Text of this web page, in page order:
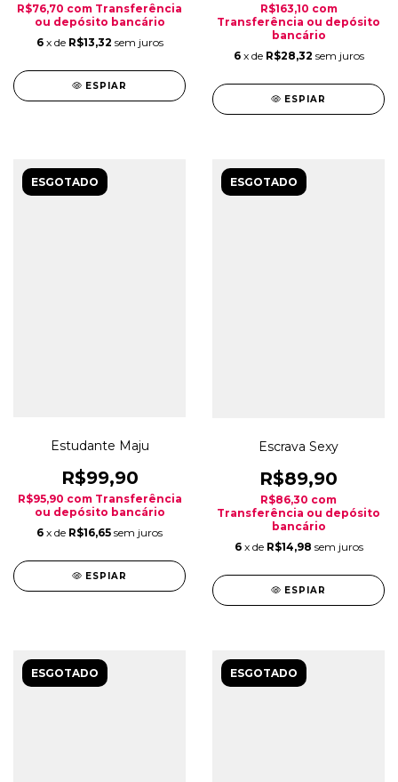
R$76,70 com Transferência
ou depósito bancário
6 x de R$13,32 sem juros
ESPIAR
R$163,10 com
Transferência ou depósito
bancário
6 x de R$28,32 sem juros
ESPIAR
ESGOTADO
Estudante Maju
R$99,90
R$95,90 com Transferência
ou depósito bancário
6 x de R$16,65 sem juros
ESPIAR
ESGOTADO
Escrava Sexy
R$89,90
R$86,30 com
Transferência ou depósito
bancário
6 x de R$14,98 sem juros
ESPIAR
ESGOTADO ESGOTADO